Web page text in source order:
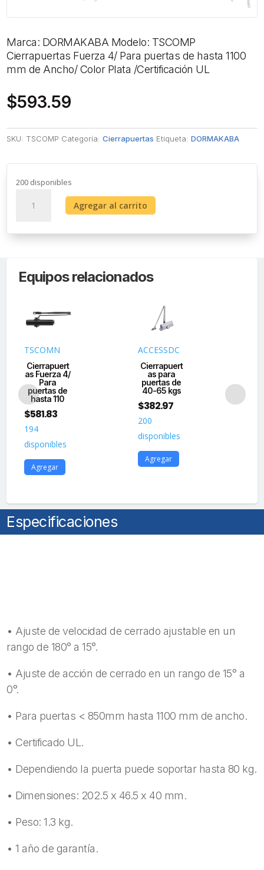
Marca: DORMAKABA Modelo: TSCOMP
Cierrapuertas Fuerza 4/ Para puertas de hasta 1100
mm de Ancho/ Color Plata /Certificación UL
$593.59
SKU: TSCOMP Categoría:Cierrapuertas Etiqueta:DORMAKABA
200 disponibles
Cierrapuertas
Fuerza
Para
hasta
Ancho/
Color
/Certificación
UL
cantidad
Agregar al carrito
Equipos relacionados
TSCOMN
Cierrapuert
as Fuerza 4/
Para
puertas de
hasta 110
$581.83
194
disponibles
Agregar
ACCESSDC
Cierrapuert
as para
puertas de
40-65 kgs
$382.97
200
disponibles
Agregar
Especificaciones
• Ajuste de velocidad de cerrado ajustable en un
rango de 180° a 15°.
• Ajuste de acción de cerrado en un rango de 15° a
0°.
• Para puertas < 850mm hasta 1100 mm de ancho.
• Certificado UL.
• Dependiendo la puerta puede soportar hasta 80 kg.
• Dimensiones: 202.5 x 46.5 x 40 mm.
• Peso: 1.3 kg.
• 1 año de garantía.